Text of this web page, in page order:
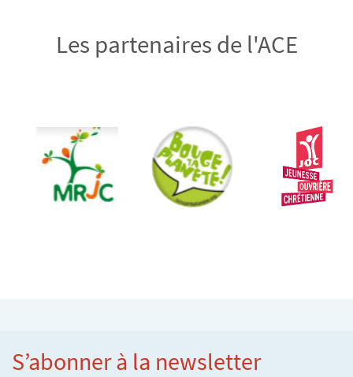
Les partenaires de l'ACE
S’abonner à la newsletter